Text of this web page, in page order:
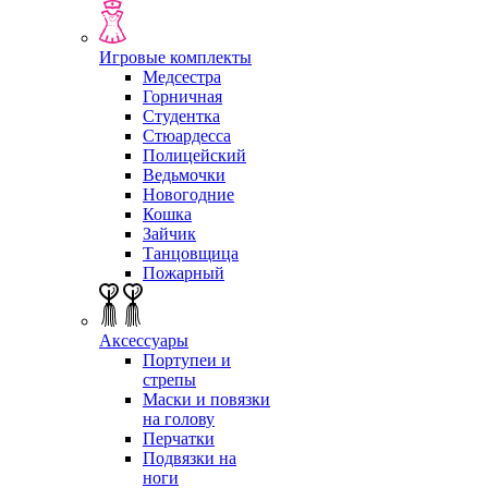
Игровые комплекты
Медсестра
Горничная
Студентка
Стюардесса
Полицейский
Ведьмочки
Новогодние
Кошка
Зайчик
Танцовщица
Пожарный
Аксессуары
Портупеи и
стрепы
Маски и повязки
на голову
Перчатки
Подвязки на
ноги